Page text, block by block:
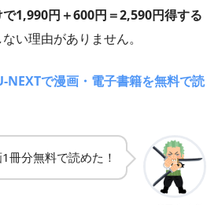
1,990円＋600円＝2,590円得する
い理由がありません。
NEXTで漫画・電子書籍を無料で読
冊分無料で読めた！